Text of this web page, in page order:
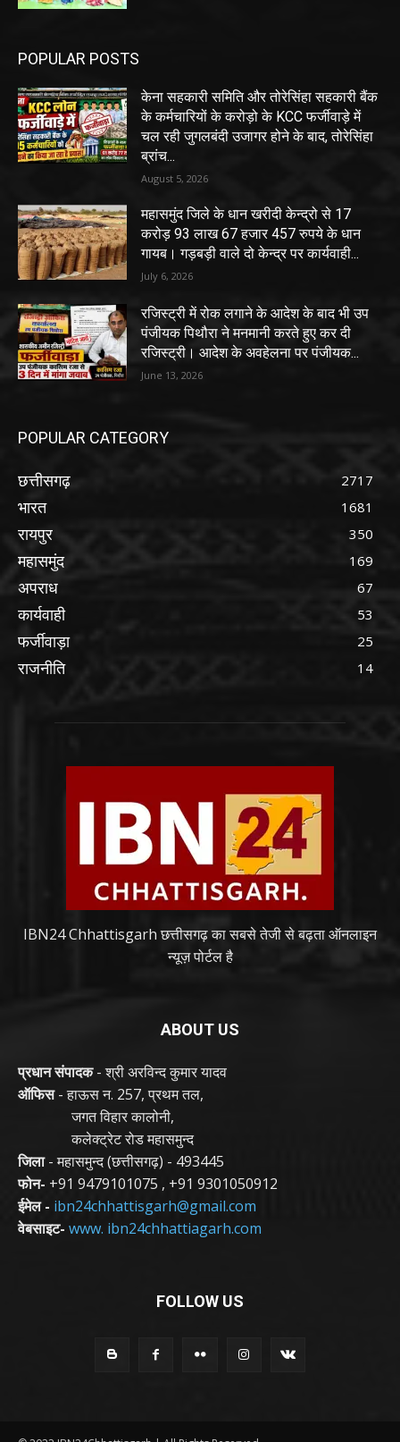
POPULAR POSTS
केना सहकारी समिति और तोरेसिंहा सहकारी बैंक
के कर्मचारियों के करोड़ो के KCC फर्जीवाड़े में
चल रही जुगलबंदी उजागर होने के बाद, तोरेसिंहा
ब्रांच...
August 5, 2026
महासमुंद जिले के धान खरीदी केन्द्रो से 17
करोड़ 93 लाख 67 हजार 457 रुपये के धान
गायब। गड़बड़ी वाले दो केन्द्र पर कार्यवाही...
July 6, 2026
रजिस्ट्री में रोक लगाने के आदेश के बाद भी उप
पंजीयक पिथौरा ने मनमानी करते हुए कर दी
रजिस्ट्री। आदेश के अवहेलना पर पंजीयक...
June 13, 2026
POPULAR CATEGORY
छत्तीसगढ़ 2717
भारत 1681
रायपुर 350
महासमुंद 169
अपराध 67
कार्यवाही 53
फर्जीवाड़ा 25
राजनीति 14
IBN24 Chhattisgarh छत्तीसगढ़ का सबसे तेजी से बढ़ता ऑनलाइन
न्यूज़ पोर्टल है
ABOUT US
प्रधान संपादक- श्री अरविन्द कुमार यादव
ऑफिस- हाऊस न. 257, प्रथम तल,
जगत विहार कालोनी,
कलेक्ट्रेट रोड महासमुन्द
जिला- महासमुन्द (छत्तीसगढ़) - 493445
फोन- +91 9479101075 , +91 9301050912
ईमेल - ibn24chhattisgarh@gmail.com
वेबसाइट- www. ibn24chhattiagarh.com
FOLLOW US